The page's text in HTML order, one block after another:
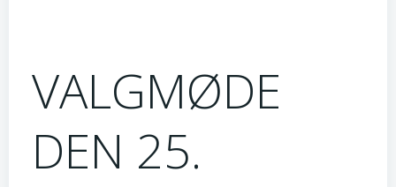
VALGMØDE
DEN 25.